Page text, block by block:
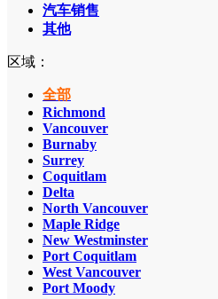
汽车销售
其他
区域：
全部
Richmond
Vancouver
Burnaby
Surrey
Coquitlam
Delta
North Vancouver
Maple Ridge
New Westminster
Port Coquitlam
West Vancouver
Port Moody